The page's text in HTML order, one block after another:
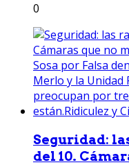
0
Seguridad:
del 10.